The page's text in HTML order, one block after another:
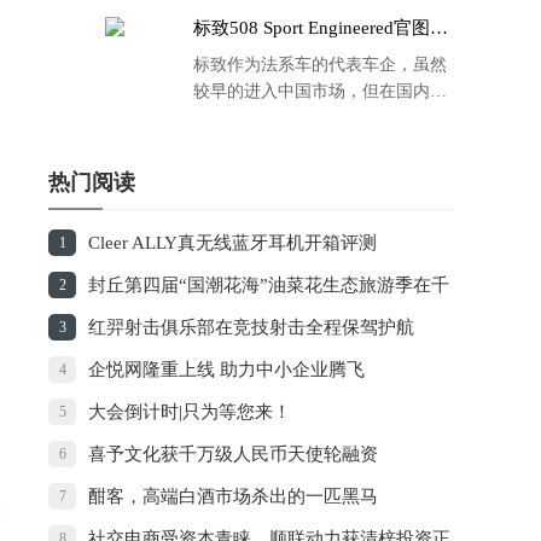
标致508 Sport Engineered官图发
标致作为法系车的代表车企，虽然
较早的进入中国市场，但在国内的
热门阅读
1 Cleer ALLY真无线蓝牙耳机开箱评测
2 封丘第四届“国潮花海”油菜花生态旅游季在千
年古驿水城陈桥镇开幕
3 红羿射击俱乐部在竞技射击全程保驾护航
4 企悦网隆重上线 助力中小企业腾飞
5 大会倒计时|只为等您来！
6 喜予文化获千万级人民币天使轮融资
7 酣客，高端白酒市场杀出的一匹黑马